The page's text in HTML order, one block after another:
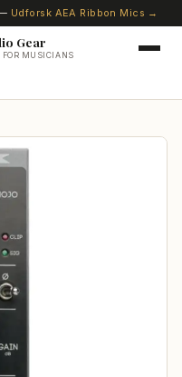
Udforsk AEA Ribbon Mics →
Gear
MUSICIANS